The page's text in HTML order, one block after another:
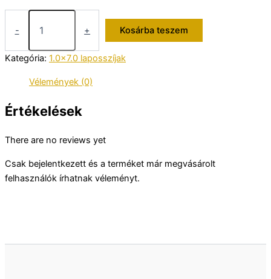
-
524,0x1,0x7,0
+ Kosárba teszem
Kategória: 1.0x7.0 laposszíjak
Vélemények (0)
Értékelések
There are no reviews yet
Csak bejelentkezett és a terméket már megvásárolt
felhasználók írhatnak véleményt.